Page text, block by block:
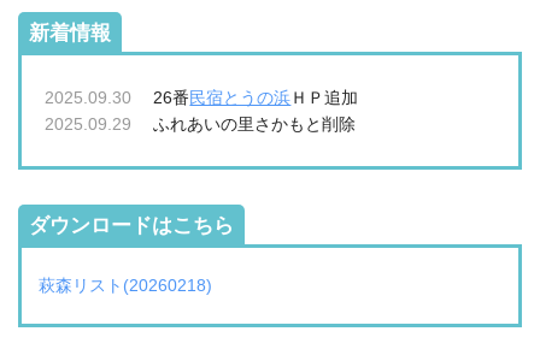
新着情報
2025.09.30 26番民宿とうの浜ＨＰ追加
2025.09.29 ふれあいの里さかもと削除
ダウンロードはこちら
萩森リスト(20260218)